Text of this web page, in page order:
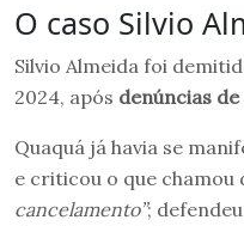
O caso Silvio
Silvio Almeida foi
2024, após denúncias
Quaquá já havia se
e criticou o que chamou
cancelamento”;